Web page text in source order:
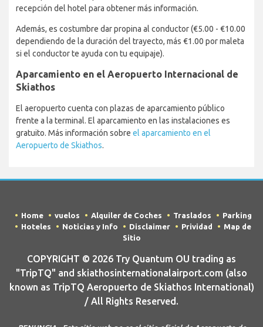
recepción del hotel para obtener más información.
Además, es costumbre dar propina al conductor (€5.00 - €10.00
dependiendo de la duración del trayecto, más €1.00 por maleta
si el conductor te ayuda con tu equipaje).
Aparcamiento en el Aeropuerto Internacional de
Skiathos
El aeropuerto cuenta con plazas de aparcamiento público
frente a la terminal. El aparcamiento en las instalaciones es
gratuito. Más información sobre el aparcamiento en el
Aeropuerto de Skiathos.
Home vuelos Alquiler de Coches Traslados
Parking
Hoteles
Noticias y Info Disclaimer Prividad
Map de
Sitio
COPYRIGHT © 2026 Try Quantum OU trading as
"TripTQ" and skiathosinternationalairport.com (also
known as TripTQ Aeropuerto de Skiathos International)
/ All Rights Reserved.